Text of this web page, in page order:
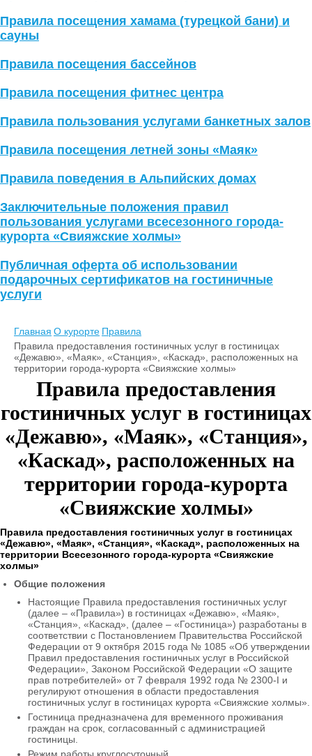
Правила посещения хамама (турецкой бани) и
сауны
Правила посещения бассейнов
Правила посещения фитнес центра
Правила пользования услугами банкетных залов
Правила посещения летней зоны «Маяк»
Правила поведения в Альпийских домах
Заключительные положения правил
пользования услугами всесезонного города-
курорта «Свияжские холмы»
Публичная оферта об использовании
подарочных сертификатов на гостиничные
услуги
Главная О курорте Правила
Правила предоставления гостиничных услуг в гостиницах
«Дежавю», «Маяк», «Станция», «Каскад», расположенных на
территории города-курорта «Свияжские холмы»
Правила предоставления
гостиничных услуг в гостиницах
«Дежавю», «Маяк», «Станция»,
«Каскад», расположенных на
территории города-курорта
«Свияжские холмы»
Правила предоставления гостиничных услуг в гостиницах
«Дежавю», «Маяк», «Станция», «Каскад», расположенных на
территории Всесезонного города-курорта «Свияжские
холмы»
Общие положения
Настоящие Правила предоставления гостиничных услуг
(далее – «Правила») в гостиницах «Дежавю», «Маяк»,
«Станция», «Каскад», (далее – «Гостиница») разработаны в
соответствии с Постановлением Правительства Российской
Федерации от 9 октября 2015 года № 1085 «Об утверждении
Правил предоставления гостиничных услуг в Российской
Федерации», Законом Российской Федерации «О защите
прав потребителей» от 7 февраля 1992 года № 2300-I и
регулируют отношения в области предоставления
гостиничных услуг в гостиницах курорта «Свияжские холмы».
Гостиница предназначена для временного проживания
граждан на срок, согласованный с администрацией
гостиницы.